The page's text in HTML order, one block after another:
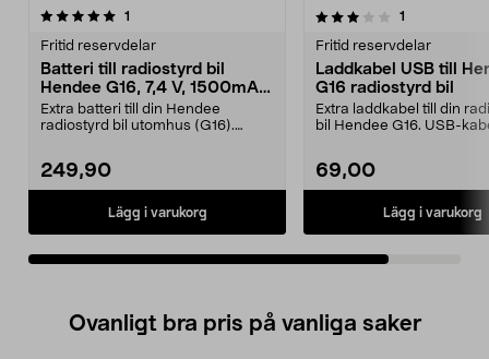
1
Fritid reservdelar
Batteri till radiostyrd bil
Hendee G16, 7,4 V, 1500mAh,
18650
Extra batteri till din Hendee
radiostyrd bil utomhus (G16).
249,90
Lägg i varukorg
3.0av 5 stjärnor 1
Fritid reservdelar
Laddkabel USB till
G16 radiostyrd bil
Extra laddkabel till din
bil Hendee G16. USB-
69,00
Lägg i varukorg
Ovanligt bra pris på vanliga saker